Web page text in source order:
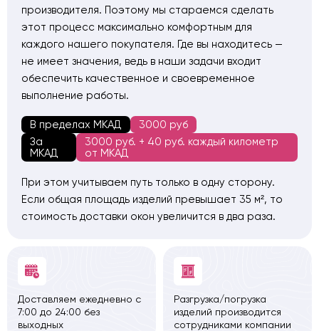
внимательное отношение к деталям.
производителя. Поэтому мы стараемся сделать
этот процесс максимально комфортным для
каждого нашего покупателя. Где вы находитесь —
не имеет значения, ведь в наши задачи входит
обеспечить качественное и своевременное
выполнение работы.
В пределах МКАД
3000 руб
За
МКАД
3000 руб. + 40 руб. каждый километр
от МКАД
При этом учитываем путь только в одну сторону.
Если общая площадь изделий превышает 35 м², то
стоимость доставки окон увеличится в два раза.
Доставляем ежедневно с
7:00 до 24:00 без
выходных
Разгрузка/погрузка
изделий производится
сотрудниками компании